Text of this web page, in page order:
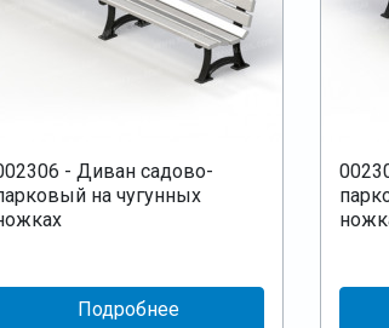
- Диван садово-
на чугунных
Подробнее